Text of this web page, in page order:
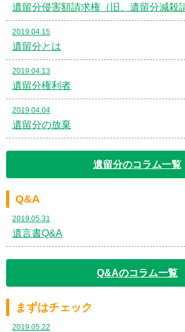
遺留分侵害額請求権（旧、遺留分減殺
2019.04.15
遺留分とは
2019.04.13
遺留分権利者
2019.04.04
遺留分の放棄
遺留分のコラム一覧
Q&A
2019.05.31
遺言書Q&A
Q&Aのコラム一覧
まずはチェック
2019.05.22